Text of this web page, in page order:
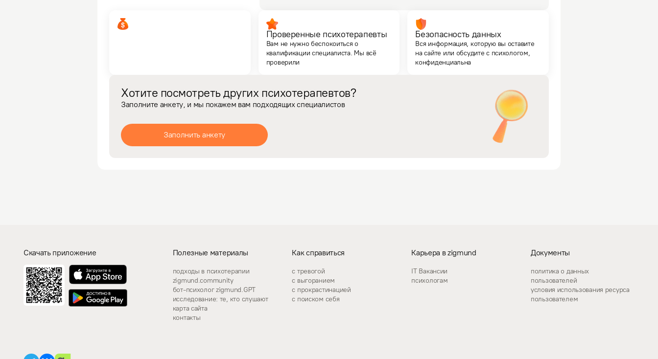
Проверенные психотерапевты
Вам не нужно беспокоиться о
квалификации специалиста. Мы всё
проверили
Безопасность данных
Вся информация, которую вы оставите
на сайте или обсудите с психологом,
конфиденциальна
Хотите посмотреть других психотерапевтов?
Заполните анкету, и мы покажем вам подходящих специалистов
Заполнить анкету
Скачать приложение Полезные материалы
подходы в психотерапии
zigmund.community
бот-психолог zigmund.GPT
исследование: те, кто слушают
карта сайта
контакты
Как справиться
с тревогой
с выгоранием
с прокрастинацией
с поиском себя
Карьера в zigmund
IT Вакансии
психологам
Документы
политика о данных
пользователей
условия использования ресурса
пользователем